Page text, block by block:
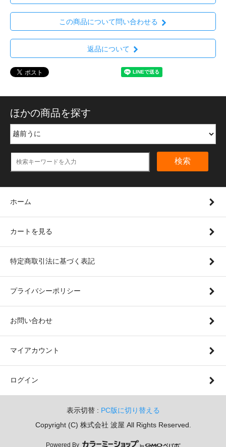
この商品について問い合わせる
返品について
ほかの商品を探す
検索
ホーム
カートを見る
特定商取引法に基づく表記
プライバシーポリシー
お問い合わせ
マイアカウント
ログイン
表示切替 : PC版に切り替える
Copyright (C) 株式会社 波屋 All Rights Reserved.
Powered By